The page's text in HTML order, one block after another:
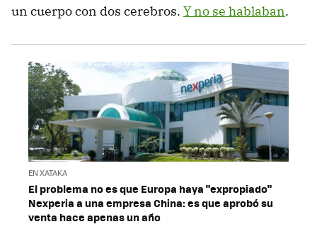
un cuerpo con dos cerebros. Y no se hablaban.
EN XATAKA
El problema no es que Europa haya "expropiado"
Nexperia a una empresa China: es que aprobó su
venta hace apenas un año